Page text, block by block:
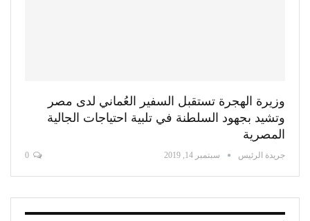
وزيرة الهجرة تستقبل السفير العُماني لدى مصر
وتشيد بجهود السلطنة في تلبية احتياجات الجالية
المصرية
جريدة الرئيس سبتمبر 14, 2019